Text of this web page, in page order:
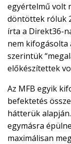
egyértelmű volt
döntöttek róluk
írta a Direkt36-
nem kifogásolta
szerintük
előkészítettek
Az MFB egyik
befektetés
hátterük
egymásra
maximálisan